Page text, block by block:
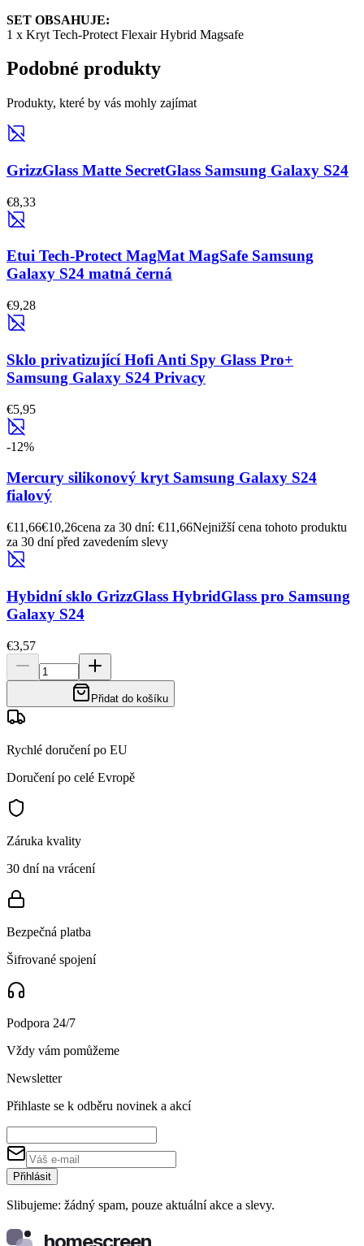
SET OBSAHUJE:
1 x Kryt Tech-Protect Flexair Hybrid Magsafe
Podobné produkty
Produkty, které by vás mohly zajímat
GrizzGlass Matte SecretGlass Samsung Galaxy S24
€8,33
Etui Tech-Protect MagMat MagSafe Samsung
Galaxy S24 matná černá
€9,28
Sklo privatizující Hofi Anti Spy Glass Pro+
Samsung Galaxy S24 Privacy
€5,95
-12%
Mercury silikonový kryt Samsung Galaxy S24
fialový
€11,66€10,26cena za 30 dní: €11,66Nejnižší cena tohoto produktu
za 30 dní před zavedením slevy
Hybidní sklo GrizzGlass HybridGlass pro Samsung
Galaxy S24
€3,57
Přidat do košíku
Rychlé doručení po EU
Doručení po celé Evropě
Záruka kvality
30 dní na vrácení
Bezpečná platba
Šifrované spojení
Podpora 24/7
Vždy vám pomůžeme
Newsletter
Přihlaste se k odběru novinek a akcí
Přihlásit
Slibujeme: žádný spam, pouze aktuální akce a slevy.
homescreen